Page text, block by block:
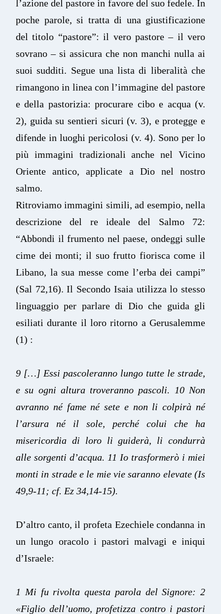
l’azione del pastore in favore del suo fedele. In
poche parole, si tratta di una giustificazione
del titolo “pastore”: il vero pastore – il vero
sovrano – si assicura che non manchi nulla ai
suoi sudditi. Segue una lista di liberalità che
rimangono in linea con l’immagine del pastore
e della pastorizia: procurare cibo e acqua (v.
2), guida su sentieri sicuri (v. 3), e protegge e
difende in luoghi pericolosi (v. 4). Sono per lo
più immagini tradizionali anche nel Vicino
Oriente antico, applicate a Dio nel nostro
salmo.
Ritroviamo immagini simili, ad esempio, nella
descrizione del re ideale del Salmo 72:
“Abbondi il frumento nel paese, ondeggi sulle
cime dei monti; il suo frutto fiorisca come il
Libano, la sua messe come l’erba dei campi”
(Sal 72,16). Il Secondo Isaia utilizza lo stesso
linguaggio per parlare di Dio che guida gli
esiliati durante il loro ritorno a Gerusalemme
(1) :
9 […] Essi pascoleranno lungo tutte le strade,
e su ogni altura troveranno pascoli. 10 Non
avranno né fame né sete e non li colpirà né
l’arsura né il sole, perché colui che ha
misericordia di loro li guiderà, li condurrà
alle sorgenti d’acqua. 11 Io trasformerò i miei
monti in strade e le mie vie saranno elevate (Is
49,9-11; cf. Ez 34,14-15).
D’altro canto, il profeta Ezechiele condanna in
un lungo oracolo i pastori malvagi e iniqui
d’Israele:
1 Mi fu rivolta questa parola del Signore: 2
«Figlio dell’uomo, profetizza contro i pastori